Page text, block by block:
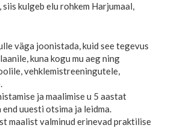
siis kulgeb elu rohkem Harjumaal,
väga joonistada, kuid see tegevus
kuna kogu mu aeg ning
vehklemistreeningutele,
ja maalimise u 5 aastat
uuesti otsima ja leidma.
maalist valminud erinevad praktilise